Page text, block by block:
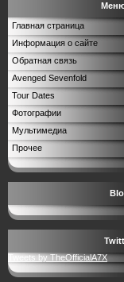
Главная страница
Информация о сайте
Обратная связь
Avenged Sevenfold
Tour Dates
Фотографии
Мультимедиа
Прочее
Tweets by TheOfficialA7X